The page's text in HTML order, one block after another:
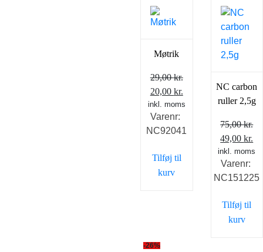
Møtrik
29,00kr.
Den
oprindelige
pris
var:
20,00 kr.
aktuelle
er:
20,00 kr..
inkl. moms
Varenr:
NC92041
Tilføj til
kurv
NC carbon
ruller 2,5g
75,00kr.
Den
pris
var:
49,00kr.
er:
inkl. moms
Varenr:
NC151225
Tilføj til
kurv
-26%